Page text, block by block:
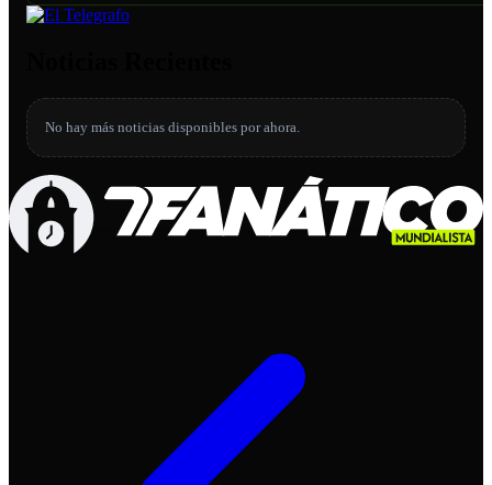
No hay más noticias disponibles por ahora.